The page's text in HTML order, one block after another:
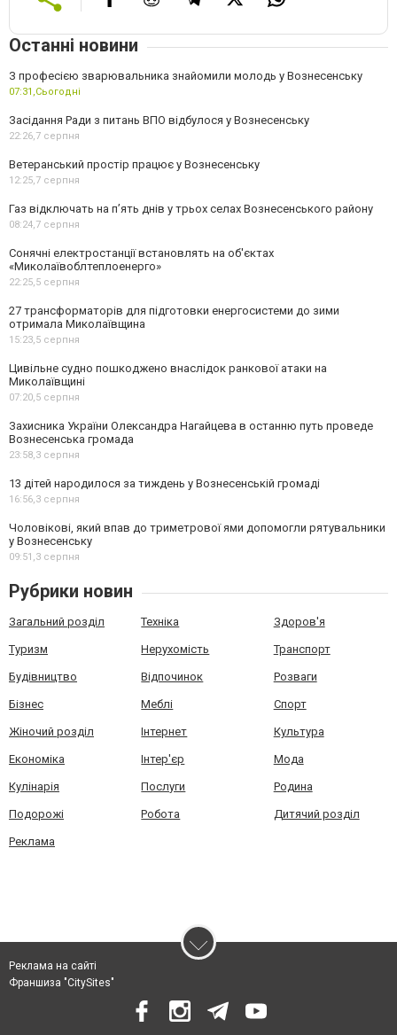
Останні новини
З професією зварювальника знайомили молодь у Вознесенську
07:31,Сьогодні
Засідання Ради з питань ВПО відбулося у Вознесенську
22:26,7 серпня
Ветеранський простір працює у Вознесенську
12:25,7 серпня
Газ відключать на п’ять днів у трьох селах Вознесенського району
08:24,7 серпня
Сонячні електростанції встановлять на об'єктах
«Миколаївоблтеплоенерго»
22:25,5 серпня
27 трансформаторів для підготовки енергосистеми до зими
отримала Миколаївщина
15:23,5 серпня
Цивільне судно пошкоджено внаслідок ранкової атаки на
Миколаївщині
07:20,5 серпня
Захисника України Олександра Нагайцева в останню путь проведе
Вознесенська громада
23:58,3 серпня
13 дітей народилося за тиждень у Вознесенській громаді
16:56,3 серпня
Чоловікові, який впав до триметрової ями допомогли рятувальники
у Вознесенську
09:51,3 серпня
Рубрики новин
Загальний розділ Техніка Здоров'я
Туризм Нерухомість Транспорт
Будівництво Відпочинок Розваги
Бізнес Меблі Спорт
Жіночий розділ Інтернет Культура
Економіка Інтер'єр Мода
Кулінарія Послуги Родина
Подорожі Робота Дитячий розділ
Реклама
Реклама на сайті
Франшиза "CitySites"